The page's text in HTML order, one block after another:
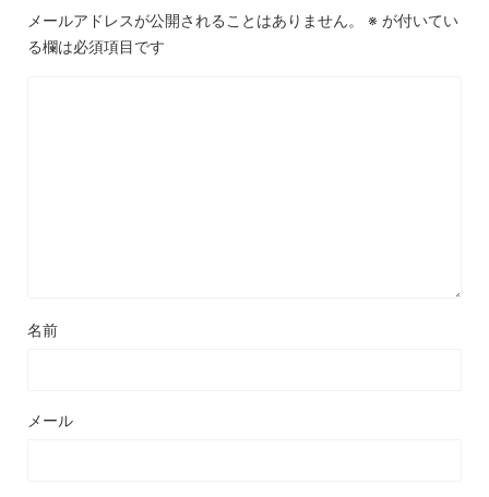
メールアドレスが公開されることはありません。 ※ が付いてい
る欄は必須項目です
名前
メール